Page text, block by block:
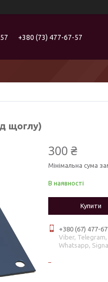
+380 (73) 477-67-57
щоглу)
300 ₴
Мінімальна сума
В наявності
Купити
+380 (67) 477-
Viber, Telegram,
Whatsapp, Signal